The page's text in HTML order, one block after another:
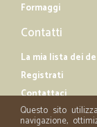
Formaggi
Contatti
La mia lista dei
Registrati
Contattaci
Questo sito
navigazione,